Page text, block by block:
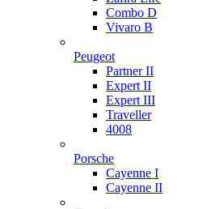
Combo D
Vivaro B
Peugeot
Partner II
Expert II
Expert III
Traveller
4008
Porsche
Cayenne I
Cayenne II